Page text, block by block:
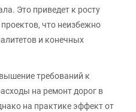
Это приведет к росту
что неизбежно
и конечных
требований к
на ремонт дорог в
на практике эффект от